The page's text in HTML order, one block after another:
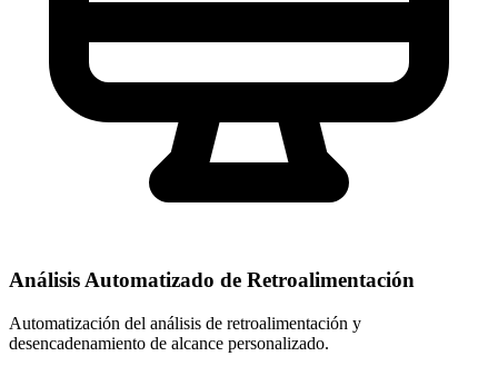
Análisis Automatizado de Retroalimentación
Automatización del análisis de retroalimentación y
desencadenamiento de alcance personalizado.